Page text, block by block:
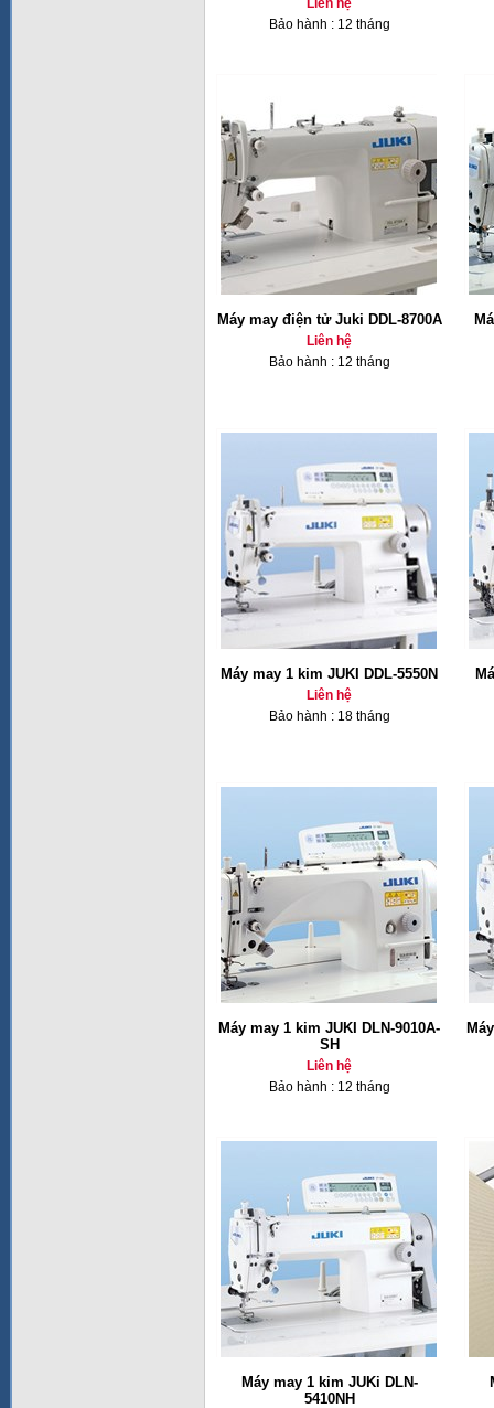
Liên hệ
Bảo hành : 12 tháng
Máy may điện tử Juki DDL-8700A
Liên hệ
Bảo hành : 12 tháng
Máy may 1 kim JUKI DDL-5550N
Liên hệ
Bảo hành : 18 tháng
Máy may 1 kim JUKI DLN-9010A-
SH
Liên hệ
Bảo hành : 12 tháng
Máy may 1 kim JUKi DLN-
5410NH